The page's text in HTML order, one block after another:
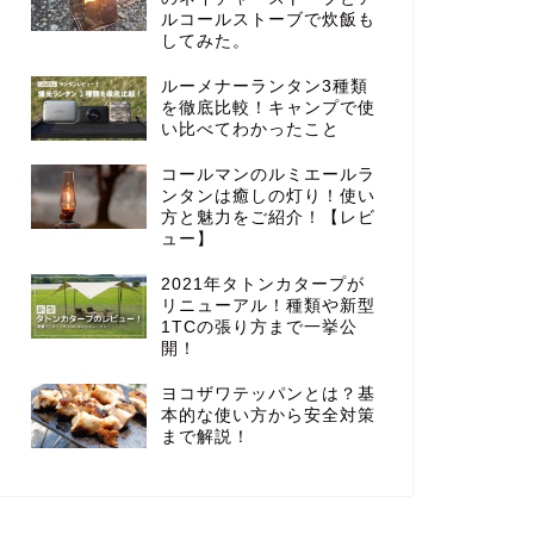
ルコールストーブで炊飯も
してみた。
ルーメナーランタン3種類
を徹底比較！キャンプで使
い比べてわかったこと
コールマンのルミエールラ
ンタンは癒しの灯り！使い
方と魅力をご紹介！【レビ
ュー】
2021年タトンカタープが
リニューアル！種類や新型
1TCの張り方まで一挙公
開！
ヨコザワテッパンとは？基
本的な使い方から安全対策
まで解説！